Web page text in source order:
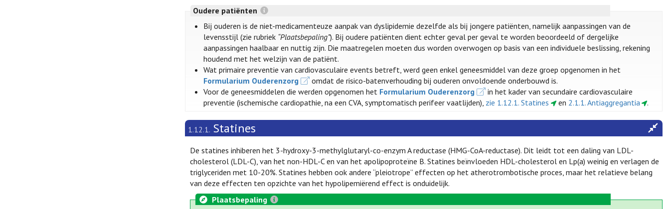
Oudere patiënten
Bij ouderen is de niet-medicamenteuze aanpak van dyslipidemie dezelfde als bij jongere patiënten, namelijk aanpassingen van de
levensstijl (zie rubriek “Plaatsbepaling”). Bij oudere patiënten dient echter geval per geval te worden beoordeeld of dergelijke
aanpassingen haalbaar en nuttig zijn. Die maatregelen moeten dus worden overwogen op basis van een individuele beslissing, rekening
houdend met het welzijn van de patiënt.
Wat primaire preventie van cardiovasculaire events betreft, werd geen enkel geneesmiddel van deze groep opgenomen in het
Formularium Ouderenzorg
omdat de risico-batenverhouding bij ouderen onvoldoende onderbouwd is.
Voor de geneesmiddelen die werden opgenomen het Formularium Ouderenzorg
in het kader van secundaire cardiovasculaire
preventie (ischemische cardiopathie, na een CVA, symptomatisch perifeer vaatlijden), zie 1.12.1. Statines en 2.1.1. Antiaggregantia .
1.12.1. Statines
De statines inhiberen het 3-hydroxy-3-methylglutaryl-co-enzym A reductase (HMG-CoA-reductase). Dit leidt tot een daling van LDL-
cholesterol (LDL-C), van het non-HDL-C en van het apolipoproteïne B. Statines beïnvloeden HDL-cholesterol en Lp(a) weinig en verlagen de
triglyceriden met 10-20%. Statines hebben ook andere “pleiotrope” effecten op het atherotrombotische proces, maar het relatieve belang
van deze effecten ten opzichte van het hypolipemiërend effect is onduidelijk.
Plaatsbepaling